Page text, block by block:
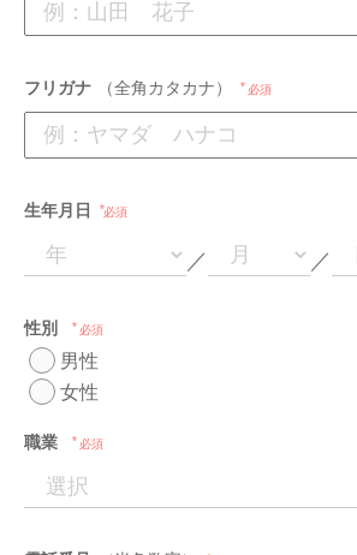
フリガナ （全角カタカナ） 必須
生年月日 必須
／ ／
性別 必須
男性
女性
職業 必須